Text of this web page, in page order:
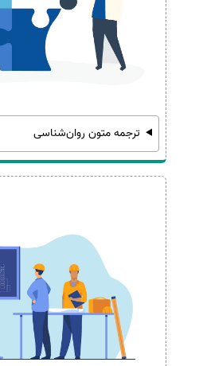
ترجمه متون روان‌شناسی